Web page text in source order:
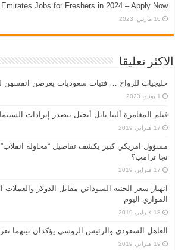
Emirates Jobs for Freshers in 2024 – Apply Now
10 مارس، 2023
الاكثر تعليقا
خليجيات للزواج … فتيات سعوديات يعرضن انفسهن
1 يونيو، 2023
فيلم المغامرة أليتا‭ ‬باتل أنجيل يتصدر إيرادات السينما الأمريكية هذا الاسبوع
17 فبراير، 2019
مسؤول امريكي كبير يكشف تفاصيل “محاولة
نجا ترامب؟
17 فبراير، 2019
انهيار سعر الجنيه السوداني مقابل الدولار
الموازي اليوم
18 فبراير، 2019
العاهل السعودي والرئيس الروسي يؤكدان نيتهما
19 فبراير، 2019